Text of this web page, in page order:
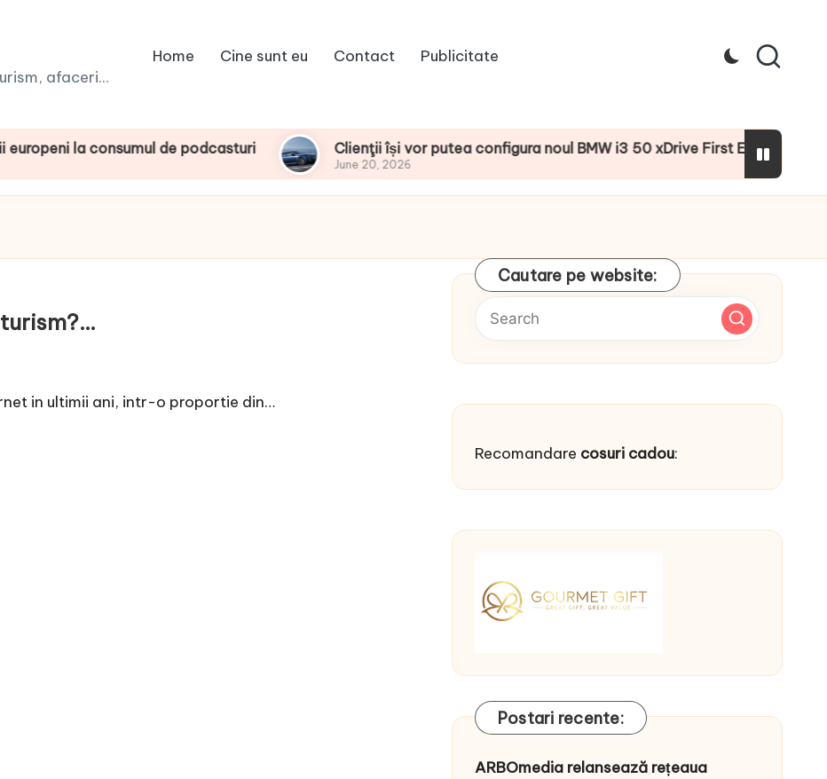
afaceri...
Home Cine sunt eu Contact Publicitate
consumul de podcasturi Clienţii își vor putea configura noul BMW i3 50 xDrive First Edition cu numeroase
June 20, 2026
in ultimii ani, intr-o proportie din…
Cautare pe website:
Recomandare cosuri cadou:
Postari recente:
ARBOmedia relansează rețeaua